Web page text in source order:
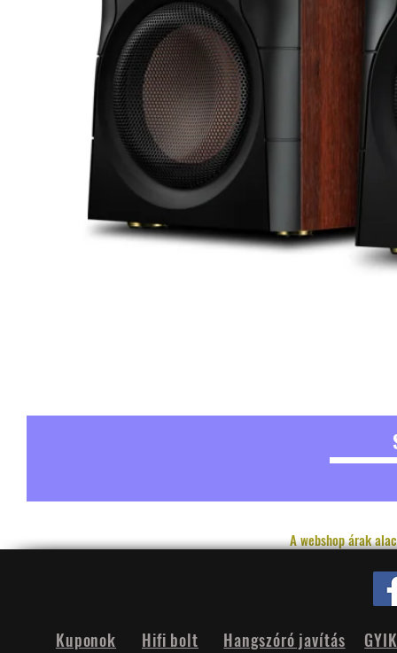
A webshop árak
Hifi bolt
Kuponok Hangszóró javítás GYIK